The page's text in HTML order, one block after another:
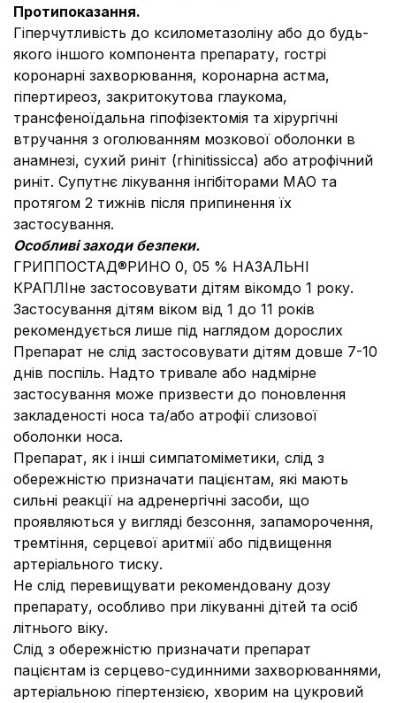
Протипоказання.
Гіперчутливість до ксилометазоліну або до будь-
якого іншого компонента препарату, гострі
коронарні захворювання, коронарна астма,
гіпертиреоз, закритокутова глаукома,
трансфеноїдальна гіпофізектомія та хірургічні
втручання з оголюванням мозкової оболонки в
анамнезі, сухий риніт (rhinitissicca) або атрофічний
риніт. Супутнє лікування інгібіторами МАО та
протягом 2 тижнів після припинення їх
застосування.
Особливі заходи безпеки.
ГРИППОСТАД®РИНО 0, 05 % НАЗАЛЬНІ
КРАПЛІне застосовувати дітям вікомдо 1 року.
Застосування дітям віком від 1 до 11 років
рекомендується лише під наглядом дорослих
Препарат не слід застосовувати дітям довше 7-10
днів поспіль. Надто тривале або надмірне
застосування може призвести до поновлення
закладеності носа та/або атрофії слизової
оболонки носа.
Препарат, як і інші симпатоміметики, слід з
обережністю призначати пацієнтам, які мають
сильні реакції на адренергічні засоби, що
проявляються у вигляді безсоння, запаморочення,
тремтіння, серцевої аритмії або підвищення
артеріального тиску.
Не слід перевищувати рекомендовану дозу
препарату, особливо при лікуванні дітей та осіб
літнього віку.
Слід з обережністю призначати препарат
пацієнтам із серцево-судинними захворюваннями,
артеріальною гіпертензією, хворим на цукровий